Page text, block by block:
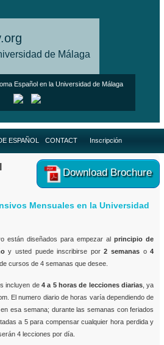
de Málaga
Español en la Universidad de Málaga
ESPAÑOL CONTACT Inscripción
Download Brochure
Mensuales en la Universidad
están diseñados para empezar alprincipio de
y usted puede inscribirse por2 semanas o4
cursos de 4 semanas que desee.
incluyen de 4 a 5 horas de lecciones diarias, ya
El numero diario de horas varía dependiendo de
esa semana; durante las semanas con feriados
a 5 para compensar cualquier hora perdida y
4 lecciones por día.